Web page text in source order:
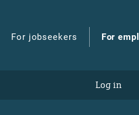
For jobseekers For
Log in